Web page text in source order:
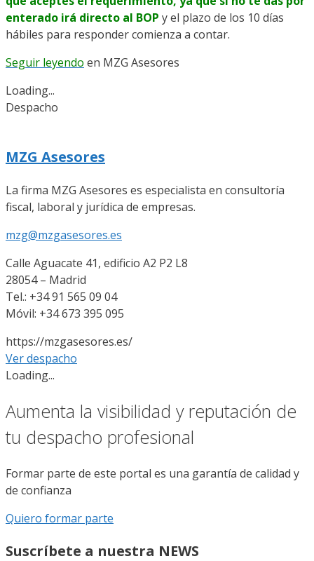
enterado irá directo al BOP y el plazo de los 10 días
hábiles para responder comienza a contar.
Seguir leyendo en MZG Asesores
Loading...
Despacho
MZG Asesores
La firma MZG Asesores es especialista en consultoría
fiscal, laboral y jurídica de empresas.
mzg@mzgasesores.es
Calle Aguacate 41, edificio A2 P2 L8
28054 – Madrid
Tel.: +34 91 565 09 04
Móvil: +34 673 395 095
https://mzgasesores.es/
Ver despacho
Loading...
Aumenta la visibilidad y reputación de
tu despacho profesional
Formar parte de este portal es una garantía de calidad y
de confianza
Quiero formar parte
Suscríbete a nuestra NEWS